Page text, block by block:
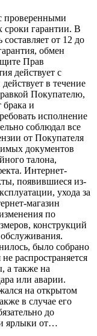
проверенными
сроки гарантии. В
от 12 до
обмен
Прав
действует с
в течение
Покупателю,
брака и
исполнение
соблюдал все
от Покупателя
документов
талона,
Интернет-
появившиеся из-
ухода за
магазин
по
конструкций
было собрано
распространяется
а также на
или аварии.
на открытом
в случае его
до
и ярлыки от…